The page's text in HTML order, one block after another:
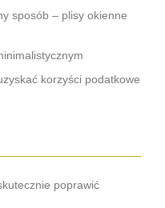
sposób – plisy okienne
korzyści podatkowe
poprawić